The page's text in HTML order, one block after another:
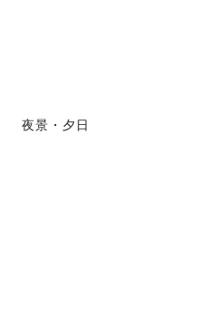
夜景・夕日